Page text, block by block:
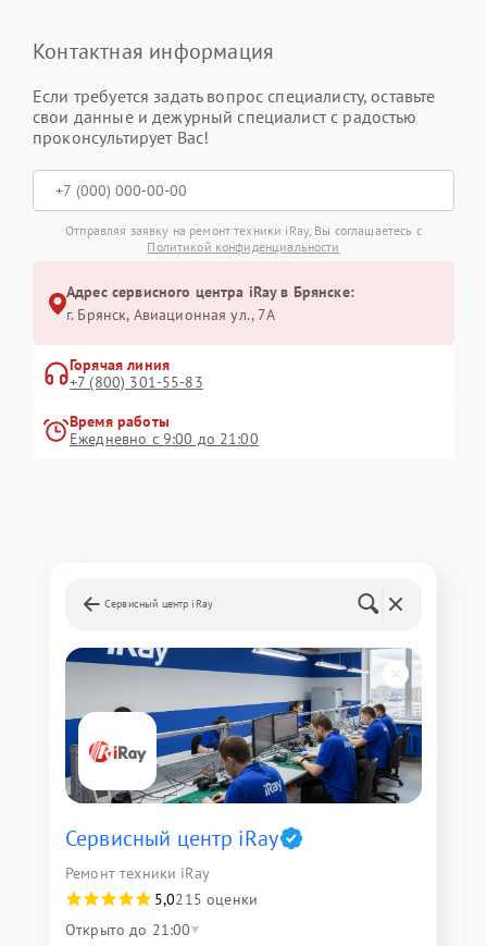
Контактная информация
Если требуется задать вопрос специалисту, оставьте
свои данные и дежурный специалист с радостью
проконсультирует Вас!
Отправляя заявку на ремонт техники iRay, Вы соглашаетесь с
Политикой конфиденциальности
Адрес сервисного центра iRay в Брянске:
г. Брянск, Авиационная ул., 7А
Горячая линия
+7 (800) 301-55-83
Время работы
Ежедневно с 9:00 до 21:00
Сервисный центр iRay
Сервисный центр iRay
Ремонт техники iRay
5,0215 оценки
Открыто до 21:00